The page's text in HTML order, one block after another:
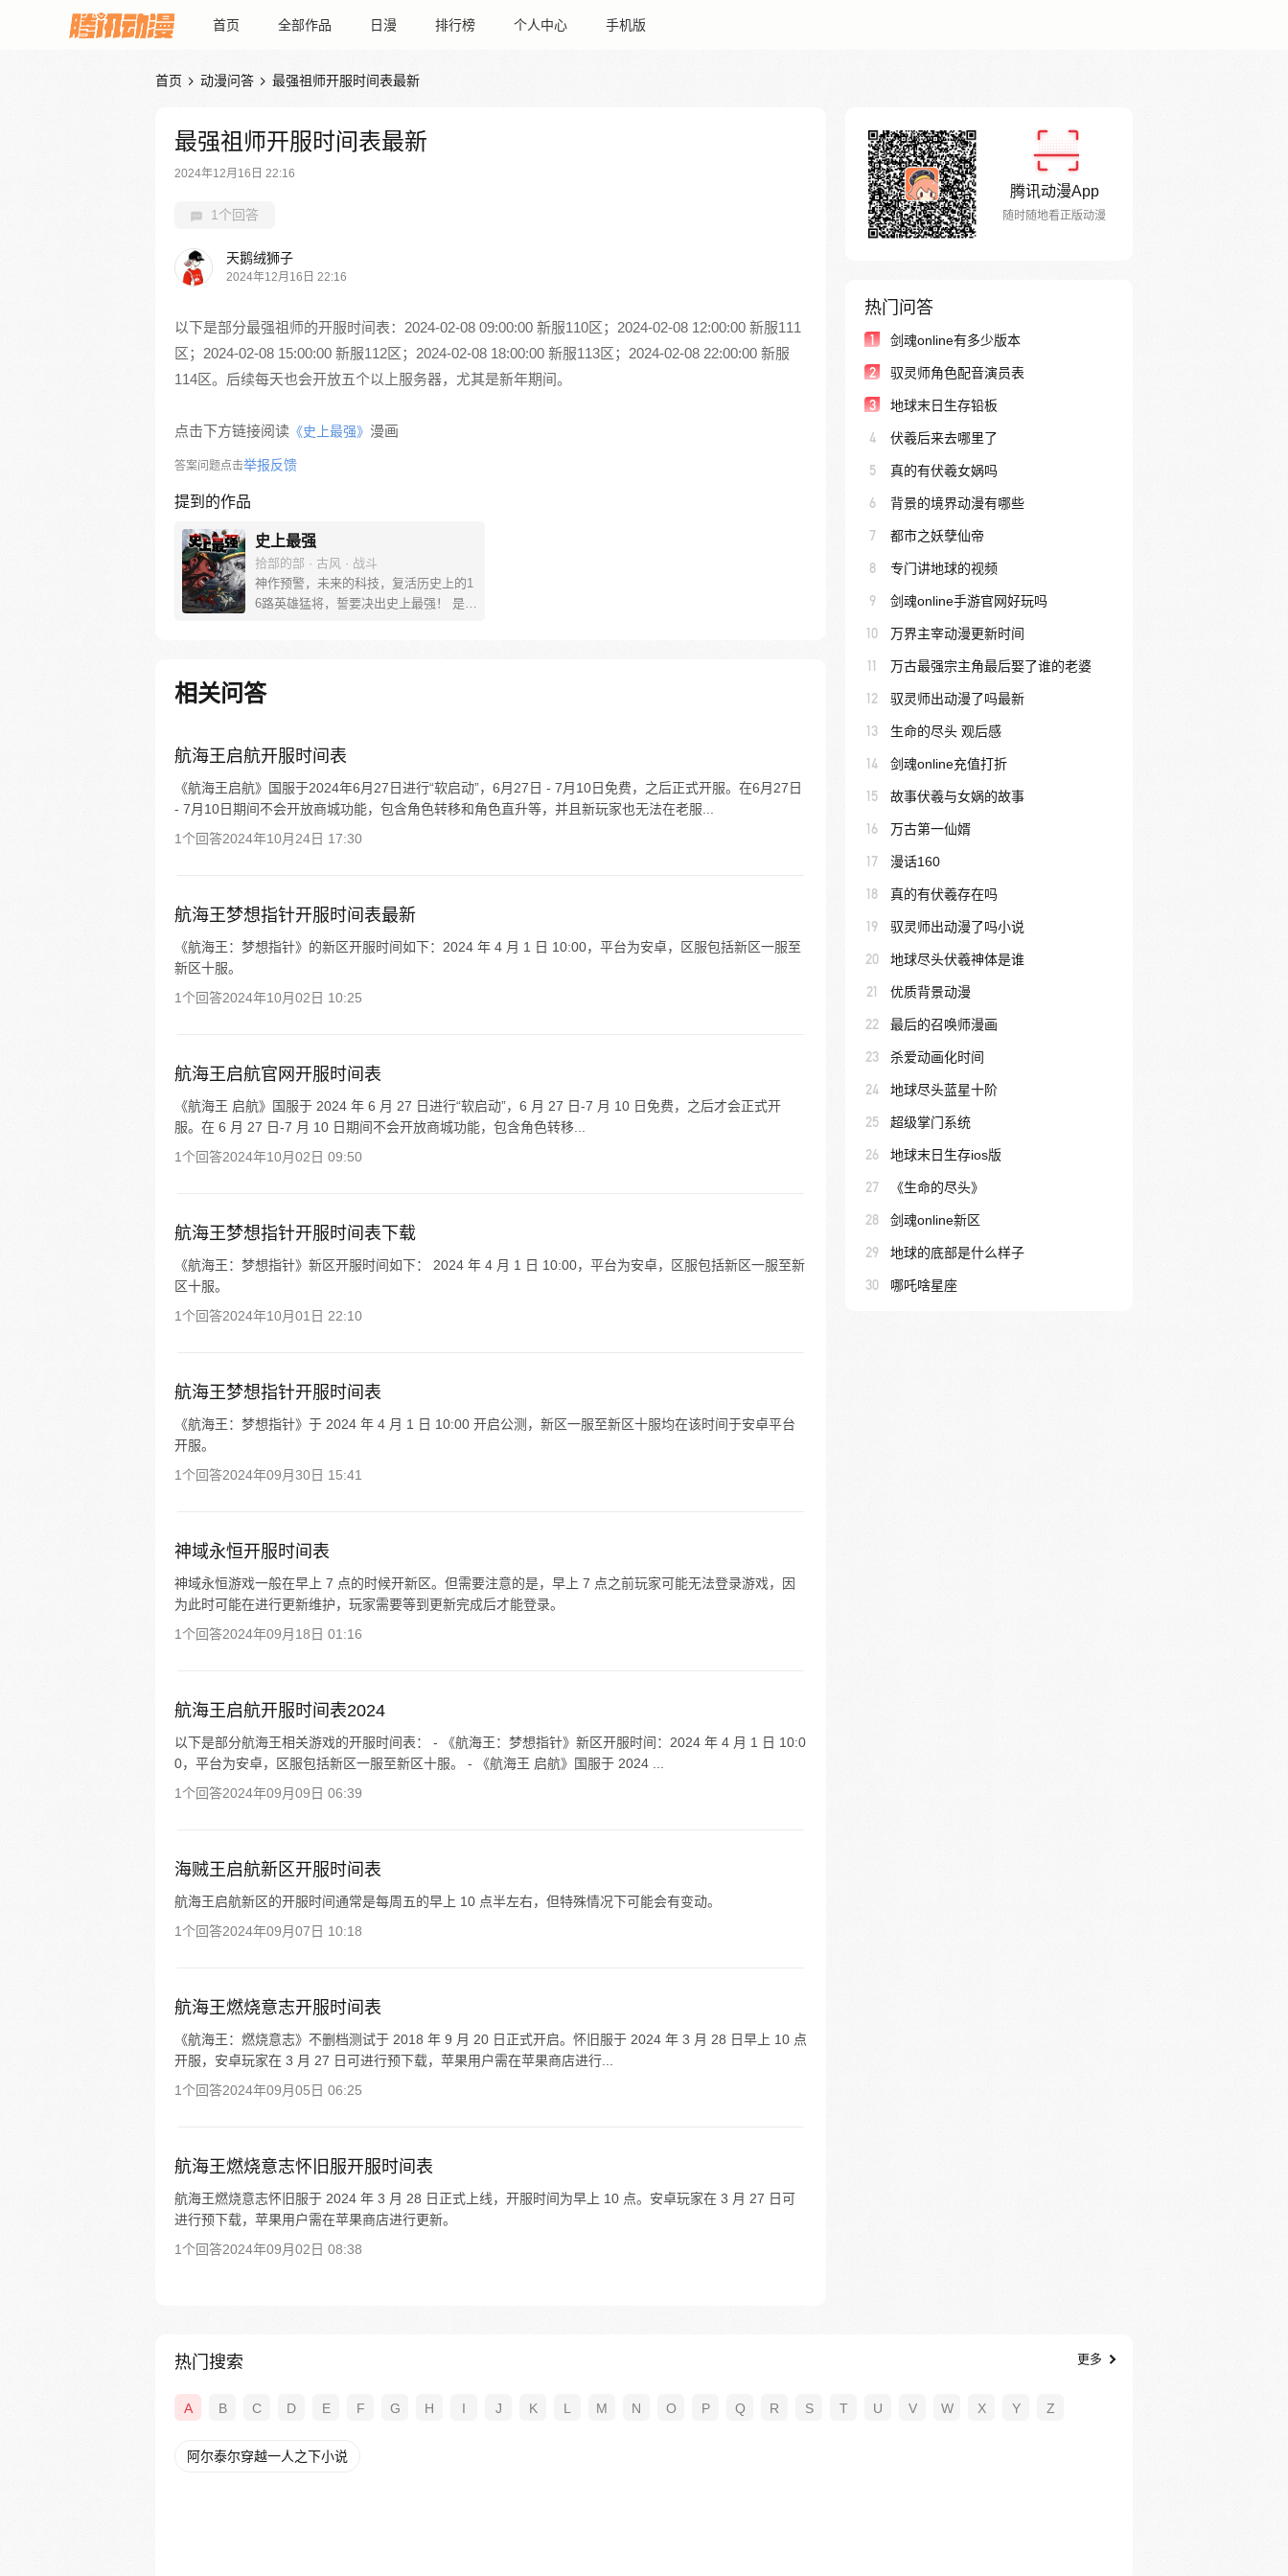
首页 全部作品 日漫 排行榜 个人中心 手机版
首页  动漫问答  最强祖师开服时间表最新
最强祖师开服时间表最新
2024年12月16日 22:16
1个回答
天鹅绒狮子
2024年12月16日 22:16
以下是部分最强祖师的开服时间表：2024-02-08 09:00:00 新服110区；2024-02-08 12:00:00 新服111
区；2024-02-08 15:00:00 新服112区；2024-02-08 18:00:00 新服113区；2024-02-08 22:00:00 新服
114区。后续每天也会开放五个以上服务器，尤其是新年期间。
点击下方链接阅读 《史上最强》 漫画
答案问题点击举报反馈
提到的作品
史上最强
拾部的部 · 古风 · 战斗
神作预警，未来的科技，复活历史上的1
6路英雄猛将，誓要决出史上最强！ 是武
相关问答
航海王启航开服时间表
《航海王启航》国服于2024年6月27日进行“软启动”，6月27日 - 7月10日免费，之后正式开服。在6月27日
- 7月10日期间不会开放商城功能，包含角色转移和角色直升等，并且新玩家也无法在老服...
1个回答2024年10月24日 17:30
航海王梦想指针开服时间表最新
《航海王：梦想指针》的新区开服时间如下：2024 年 4 月 1 日 10:00，平台为安卓，区服包括新区一服至
新区十服。
1个回答2024年10月02日 10:25
航海王启航官网开服时间表
《航海王 启航》国服于 2024 年 6 月 27 日进行“软启动”，6 月 27 日-7 月 10 日免费，之后才会正式开
服。在 6 月 27 日-7 月 10 日期间不会开放商城功能，包含角色转移...
1个回答2024年10月02日 09:50
航海王梦想指针开服时间表下载
《航海王：梦想指针》新区开服时间如下： 2024 年 4 月 1 日 10:00，平台为安卓，区服包括新区一服至新
区十服。
1个回答2024年10月01日 22:10
航海王梦想指针开服时间表
《航海王：梦想指针》于 2024 年 4 月 1 日 10:00 开启公测，新区一服至新区十服均在该时间于安卓平台
开服。
1个回答2024年09月30日 15:41
神域永恒开服时间表
神域永恒游戏一般在早上 7 点的时候开新区。但需要注意的是，早上 7 点之前玩家可能无法登录游戏，因
为此时可能在进行更新维护，玩家需要等到更新完成后才能登录。
1个回答2024年09月18日 01:16
航海王启航开服时间表2024
以下是部分航海王相关游戏的开服时间表： - 《航海王：梦想指针》新区开服时间：2024 年 4 月 1 日 10:0
0，平台为安卓，区服包括新区一服至新区十服。 - 《航海王 启航》国服于 2024 ...
1个回答2024年09月09日 06:39
海贼王启航新区开服时间表
航海王启航新区的开服时间通常是每周五的早上 10 点半左右，但特殊情况下可能会有变动。
1个回答2024年09月07日 10:18
航海王燃烧意志开服时间表
《航海王：燃烧意志》不删档测试于 2018 年 9 月 20 日正式开启。怀旧服于 2024 年 3 月 28 日早上 10 点
开服，安卓玩家在 3 月 27 日可进行预下载，苹果用户需在苹果商店进行...
1个回答2024年09月05日 06:25
航海王燃烧意志怀旧服开服时间表
航海王燃烧意志怀旧服于 2024 年 3 月 28 日正式上线，开服时间为早上 10 点。安卓玩家在 3 月 27 日可
进行预下载，苹果用户需在苹果商店进行更新。
1个回答2024年09月02日 08:38
腾讯动漫App
随时随地看正版动漫
热门问答
1 剑魂online有多少版本
2 驭灵师角色配音演员表
3 地球末日生存铅板
4 伏羲后来去哪里了
5 真的有伏羲女娲吗
6 背景的境界动漫有哪些
7 都市之妖孽仙帝
8 专门讲地球的视频
9 剑魂online手游官网好玩吗
10 万界主宰动漫更新时间
11 万古最强宗主角最后娶了谁的老婆
12 驭灵师出动漫了吗最新
13 生命的尽头 观后感
14 剑魂online充值打折
15 故事伏羲与女娲的故事
16 万古第一仙婿
17 漫话160
18 真的有伏羲存在吗
19 驭灵师出动漫了吗小说
20 地球尽头伏羲神体是谁
21 优质背景动漫
22 最后的召唤师漫画
23 杀爱动画化时间
24 地球尽头蓝星十阶
25 超级掌门系统
26 地球末日生存ios版
27 《生命的尽头》
28 剑魂online新区
29 地球的底部是什么样子
30 哪吒啥星座
热门搜索 更多
A B C D E F G H I J K L M N O P Q R S T U V W X Y Z
阿尔泰尔穿越一人之下小说